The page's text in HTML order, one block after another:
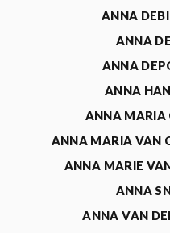
ANNA
ANNA
ANNA
ANNA
ANNA MARIA
ANNA MARIA VAN
ANNA MARIE
ANNA
ANNA VAN